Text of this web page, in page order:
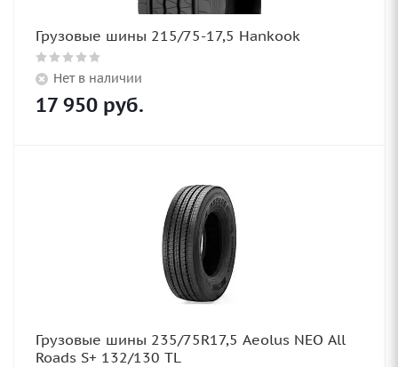
Грузовые шины 215/75-17,5 Hankook
Нет в наличии
17 950 руб.
Грузовые шины 235/75R17,5 Aeolus NEO All
Roads S+ 132/130 TL